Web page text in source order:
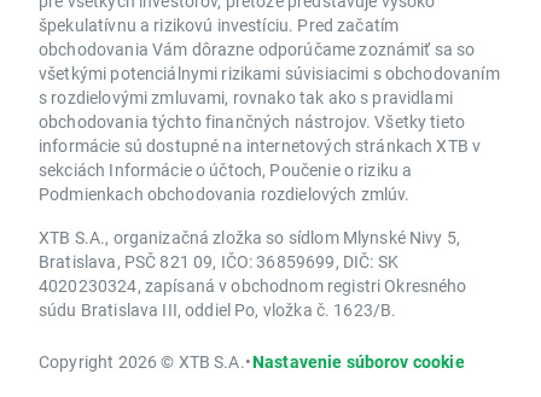
špekulatívnu a rizikovú investíciu. Pred začatím
obchodovania Vám dôrazne odporúčame zoznámiť sa so
všetkými potenciálnymi rizikami súvisiacimi s obchodovaním
s rozdielovými zmluvami, rovnako tak ako s pravidlami
obchodovania týchto finančných nástrojov. Všetky tieto
informácie sú dostupné na internetových stránkach XTB v
sekciách Informácie o účtoch, Poučenie o riziku a
Podmienkach obchodovania rozdielových zmlúv.
XTB S.A., organizačná zložka so sídlom Mlynské Nivy 5,
Bratislava, PSČ 821 09, IČO: 36859699, DIČ: SK
4020230324, zapísaná v obchodnom registri Okresného
súdu Bratislava III, oddiel Po, vložka č. 1623/B.
Copyright 2026 © XTB S.A.•Nastavenie súborov cookie